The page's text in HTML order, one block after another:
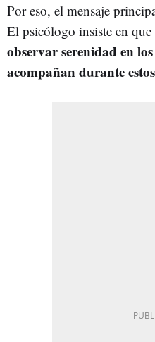
Por eso, el mensaje
El psicólogo insiste en que
observar serenidad en
acompañan durante